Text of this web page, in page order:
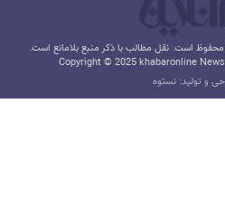
است. نقل مطالب با ذکر منبع بلامانع است.
Copyright © 2025 khabaronline
و تولید: نستوه